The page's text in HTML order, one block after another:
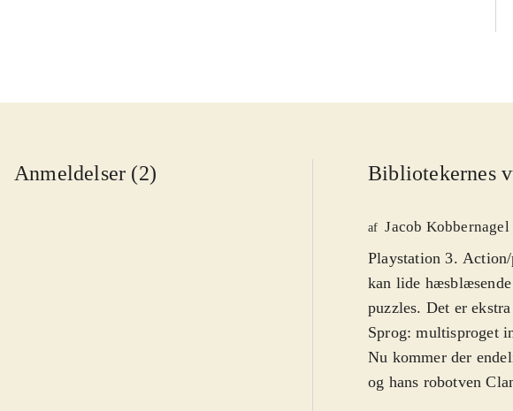
Anmeldelser (2) Bibliotekernes
af Jacob Kobbernagel
Playstation 3.
kan lide
puzzles. Det er
Sprog: multisproget
Nu kommer der
og hans robotven